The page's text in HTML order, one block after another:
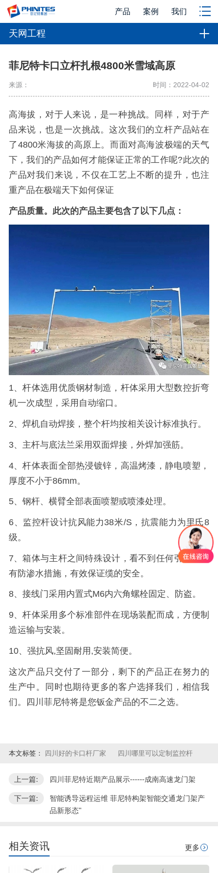
产品 案例 我们
天网工程
菲尼特卡口立杆扎根4800米雪域高原
来源： 时间：2022-04-02
高海拔，对于人来说，是一种挑战。同样，对于产
品来说，也是一次挑战。这次我们的立杆产品站在
了4800米海拔的高原上。而面对高海波极端的天气
下，我们的产品如何才能保证正常的工作呢?此次的
产品对我们来说，不仅在工艺上不断的提升，也注
重产品在极端天下如何保证
产品质量。此次的产品主要包含了以下几点：
1、杆体选用优质钢材制造，杆体采用大型数控折弯
机一次成型，采用自动缩口。
2、焊机自动焊接，整个杆均按相关设计标准执行。
3、主杆与底法兰采用双面焊接，外焊加强筋。
4、杆体表面全部热浸镀锌，高温烤漆，静电喷塑，
厚度不小于86mm。
5、钢杆、横臂全部表面喷塑或喷漆处理。
6、监控杆设计抗风能力38米/S，抗震能力为里氏8
级。
7、箱体与主杆之间特殊设计，看不到任何引线，并
有防渗水措施，有效保证缆的安全。
8、接线门采用内置式M6内六角螺栓固定、防盗。
9、杆体采用多个标准部件在现场装配而成，方便制
造运输与安装。
10、强抗风,坚固耐用,安装简便。
这次产品只交付了一部分，剩下的产品正在努力的
生产中。同时也期待更多的客户选择我们，相信我
们。四川菲尼特将是您钣金产品的不二之选。
本文标签： 四川好的卡口杆厂家 四川哪里可以定制监控杆
上一篇: 四川菲尼特近期产品展示------成南高速龙门架
下一篇:
智能诱导远程运维 菲尼特构架智能交通龙门架产
品新形态"
相关资讯 更多